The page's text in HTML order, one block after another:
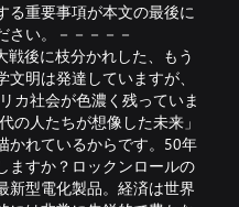
る重要事項が本文の最後に
さい。－－－－－
戦後に枝分かれした、もう
明は発達していますが、
カ社会が色濃く残っていま
の人たちが想像した未来」
かれているからです。50年
ますか？ロックンロールの
新型電化製品。経済は世界